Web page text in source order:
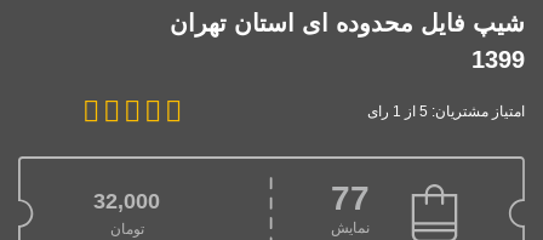
شیپ فایل محدوده ای استان تهران
1399
امتیاز مشتریان: 5 از 1 رای
77
نمایش
32,000
تومان